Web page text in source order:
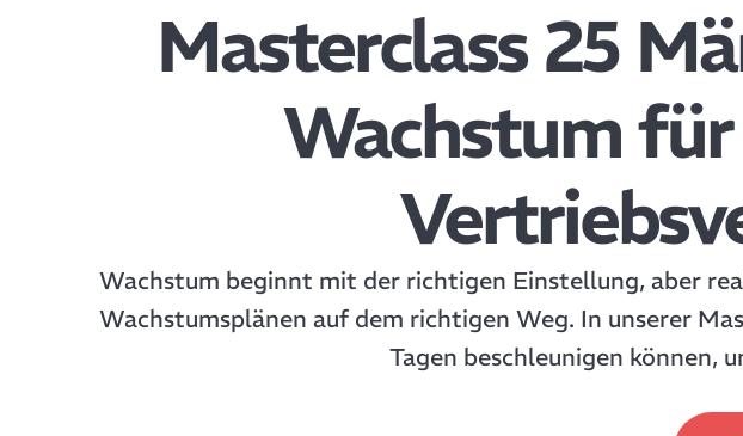
Masterclass 25
Wachstum
Wachstum beginnt mit der richtigen Einstellung, aber
Wachstumsplänen auf dem richtigen Weg. In unserer
Tagen beschleunigen können,